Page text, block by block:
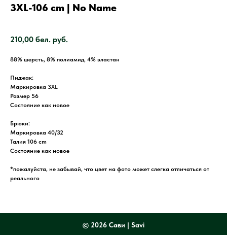
3XL-106 cm | No Name
210,00 бел. руб.
88% шерсть, 8% полиамид, 4% эластан
Пиджак:
Маркировка 3XL
Размер 56
Состояние как новое
Брюки:
Маркировка 40/32
Талия 106 cm
Состояние как новое
*пожалуйста, не забывай, что цвет на фото может слегка отличаться от
реального
© 2026 Сави | Savi